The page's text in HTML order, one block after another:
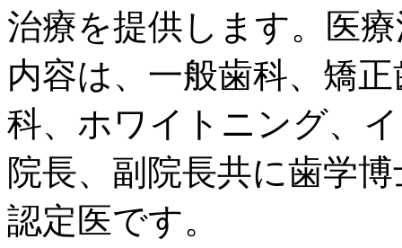
治療を提供します。医
内容は、一般歯科、矯
科、ホワイトニング、
院長、副院長共に歯学
認定医です。